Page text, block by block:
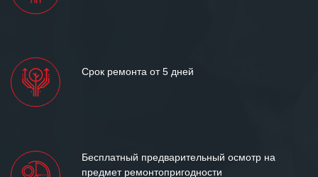
Срок ремонта от 5 дней
Бесплатный предварительный осмотр на
предмет ремонтопригодности